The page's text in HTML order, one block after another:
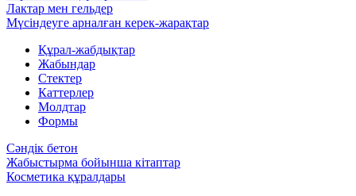
Лактар мен гельдер
Мүсіндеуге арналған керек-жарақтар
Құрал-жабдықтар
Жабындар
Стектер
Каттерлер
Молдтар
Формы
Сәндік бетон
Жабыстырма бойынша кітаптар
Косметика құралдары